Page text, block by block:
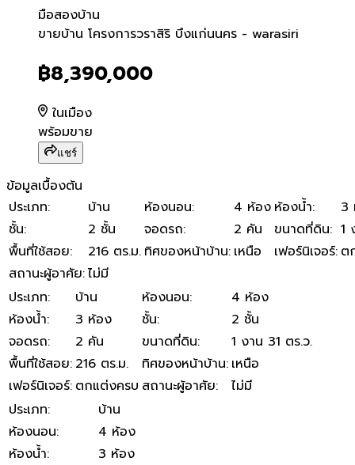
มือสองบ้าน
ขายบ้าน โครงการวราสิริ บึ
ขายบ้าน โครงการวราสิริ บึงแก่นนคร - warasiri
฿8,390,000
ในเมือง
พร้อมขาย
แชร์
ข้อมูลเบื้องต้น
ประเภท: บ้าน ห้องนอน: 4 ห้อง ห้องน้ำ:
3
ชั้น: 2 ชั้น จอดรถ: 2 คัน ขนาดที่ดิน: 1
พื้นที่ใช้สอย: 216 ตร.ม. ทิศของหน้าบ้าน: เหนือ เฟอร์นิเจอร์: ต
สถานะผู้อาศัย:ไม่มี
ประเภท: บ้าน ห้องนอน:
4 ห้อง
ห้องน้ำ: 3 ห้อง ชั้น:
2 ชั้น
จอดรถ: 2 คัน ขนาดที่ดิน:
1 งาน 31 ตร.ว.
พื้นที่ใช้สอย: 216 ตร.ม. ทิศของหน้าบ้าน: เหนือ
เฟอร์นิเจอร์: ตกแต่งครบ สถานะผู้อาศัย:
ไม่มี
ประเภท:
บ้าน
ห้องนอน:
4 ห้อง
ห้องน้ำ:
3 ห้อง